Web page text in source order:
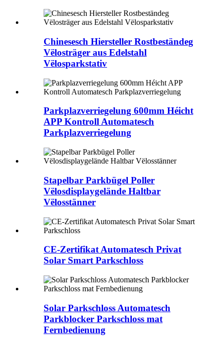
Chinesesch Hiersteller Rostbeständeg
Vëlosträger aus Edelstahl
Vëlosparkstativ
Parkplazverriegelung 600mm Héicht
APP Kontroll Automatesch
Parkplazverriegelung
Stapelbar Parkbügel Poller
Vëlosdisplaygelände Haltbar
Vëlosstänner
CE-Zertifikat Automatesch Privat
Solar Smart Parkschloss
Solar Parkschloss Automatesch
Parkblocker Parkschloss mat
Fernbedienung